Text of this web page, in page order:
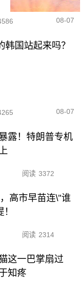
08-07
国站起来吗？
08-07
露！特朗普专机
阅读 3372
高市早苗连\"谁
阅读 2314
这一巴掌扇过
知疼